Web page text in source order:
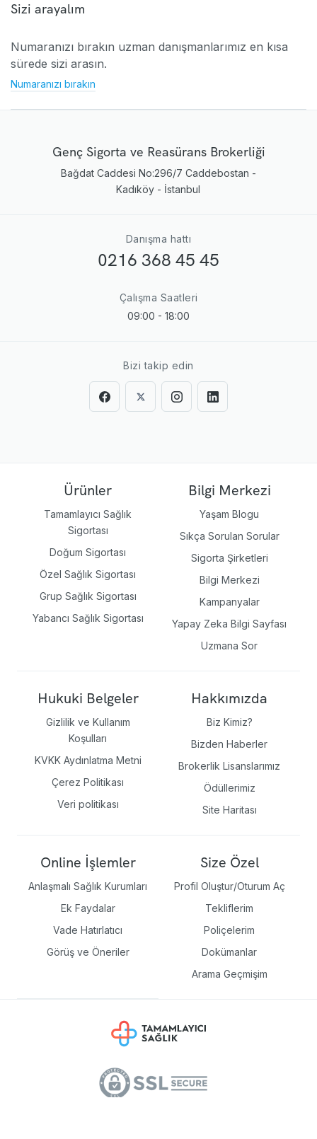
Sizi arayalım
Numaranızı bırakın uzman danışmanlarımız en kısa
sürede sizi arasın.
Numaranızı bırakın
Genç Sigorta ve Reasürans Brokerliği
Bağdat Caddesi No:296/7 Caddebostan -
Kadıköy - İstanbul
Danışma hattı
0216 368 45 45
Çalışma Saatleri
09:00 - 18:00
Bizi takip edin
Ürünler
Tamamlayıcı Sağlık
Sigortası
Doğum Sigortası
Özel Sağlık Sigortası
Grup Sağlık Sigortası
Yabancı Sağlık Sigortası
Bilgi Merkezi
Yaşam Blogu
Sıkça Sorulan Sorular
Sigorta Şirketleri
Bilgi Merkezi
Kampanyalar
Yapay Zeka Bilgi Sayfası
Uzmana Sor
Hukuki Belgeler
Gizlilik ve Kullanım
Koşulları
KVKK Aydınlatma Metni
Çerez Politikası
Veri politikası
Hakkımızda
Biz Kimiz?
Bizden Haberler
Brokerlik Lisanslarımız
Ödüllerimiz
Site Haritası
Online İşlemler
Anlaşmalı Sağlık Kurumları
Ek Faydalar
Vade Hatırlatıcı
Görüş ve Öneriler
Size Özel
Profil Oluştur/Oturum Aç
Tekliflerim
Poliçelerim
Dokümanlar
Arama Geçmişim